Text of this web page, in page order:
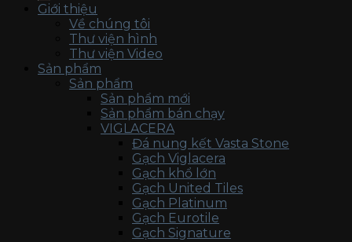
Giới thiệu
Về chúng tôi
Thư viện hình
Thư viện Video
Sản phẩm
Sản phẩm
Sản phẩm mới
Sản phẩm bán chạy
VIGLACERA
Đá nung kết Vasta Stone
Gạch Viglacera
Gạch khổ lớn
Gạch United Tiles
Gạch Platinum
Gạch Eurotile
Gạch Signature